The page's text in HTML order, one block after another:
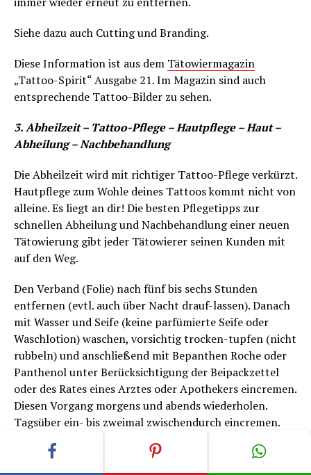
Siehe dazu auch Cutting und Branding.
Diese Information ist aus dem Tätowiermagazin
„Tattoo-Spirit“ Ausgabe 21. Im Magazin sind auch
entsprechende Tattoo-Bilder zu sehen.
3. Abheilzeit – Tattoo-Pflege – Hautpflege – Haut –
Abheilung – Nachbehandlung
Die Abheilzeit wird mit richtiger Tattoo-Pflege verkürzt.
Hautpflege zum Wohle deines Tattoos kommt nicht von
alleine. Es liegt an dir! Die besten Pflegetipps zur
schnellen Abheilung und Nachbehandlung einer neuen
Tätowierung gibt jeder Tätowierer seinen Kunden mit
auf den Weg.
Den Verband (Folie) nach fünf bis sechs Stunden
entfernen (evtl. auch über Nacht drauf-lassen). Danach
mit Wasser und Seife (keine parfümierte Seife oder
Waschlotion) waschen, vorsichtig trocken-tupfen (nicht
rubbeln) und anschließend mit Bepanthen Roche oder
Panthenol unter Berücksichtigung der Beipackzettel
oder des Rates eines Arztes oder Apothekers eincremen.
Diesen Vorgang morgens und abends wiederholen.
Tagsüber ein- bis zweimal zwischendurch eincremen.
Bett ein T-Shirt (oder ein dem Körperteil